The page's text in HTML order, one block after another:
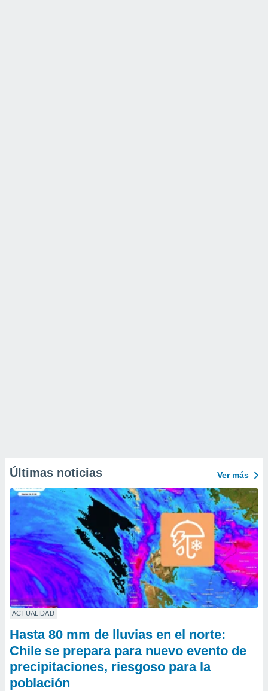
Últimas noticias Ver más
ACTUALIDAD
Hasta 80 mm de lluvias en el norte:
Chile se prepara para nuevo evento de
precipitaciones, riesgoso para la
población